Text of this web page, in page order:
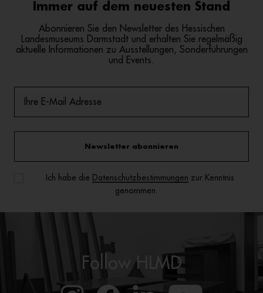
Immer auf dem neuesten Stand
Abonnieren Sie den Newsletter des Hessischen
Landesmuseums Darmstadt und erhalten Sie regelmäßig
aktuelle Informationen zu Ausstellungen, Sonderführungen
und Events.
Ich habe die Datenschutzbestimmungen zur Kenntnis
genommen.
Newsletter abonnieren
Follow HLMD